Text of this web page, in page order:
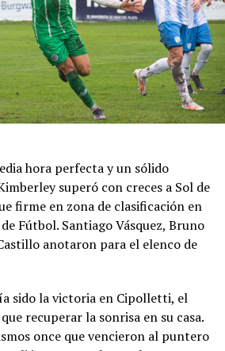
hora perfecta y un sólido
superó con creces a Sol de
firme en zona de clasificación en
Fútbol. Santiago Vásquez, Bruno
anotaron para el elenco de
sido la victoria en Cipolletti, el
recuperar la sonrisa en su casa.
once que vencieron al puntero